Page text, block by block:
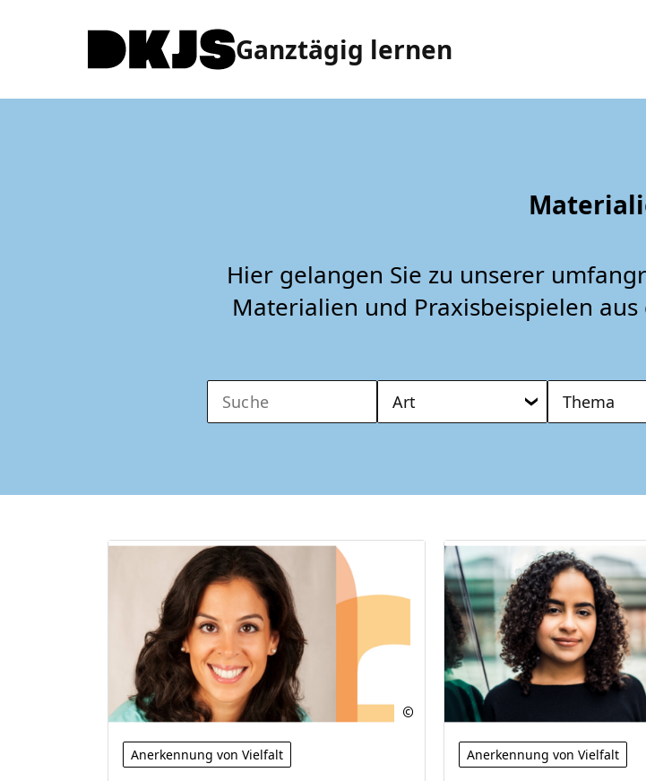
Ganztägig lernen
Hier gelangen Sie zu unserer
Materialien und Praxisbeispielen
Art Thema
Anerkennung von Vielfalt Anerkennung von Vielfalt